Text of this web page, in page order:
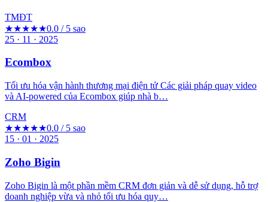
TMĐT
★★★★★0.0 / 5 sao
25 · 11 · 2025
Ecombox
Tối ưu hóa vận hành thương mại điện tử Các giải pháp quay video
và AI-powered của Ecombox giúp nhà b…
CRM
★★★★★0.0 / 5 sao
15 · 01 · 2025
Zoho Bigin
Zoho Bigin là một phần mềm CRM đơn giản và dễ sử dụng, hỗ trợ
doanh nghiệp vừa và nhỏ tối ưu hóa quy…